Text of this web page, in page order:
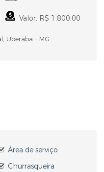
Valor: R$ 1.800,00
Uberaba - MG
Área de serviço
Churrasqueira